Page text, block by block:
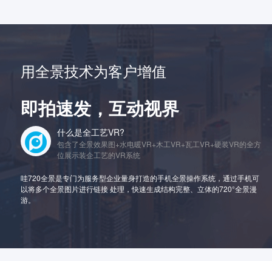
用全景技术为客户增值
即拍速发，互动视界
什么是全工艺VR?
包含了全景效果图+水电暖VR+木工VR+瓦工VR+硬装VR的全方
位展示装企工艺的VR系统
哇720全景是专门为服务型企业量身打造的手机全景操作系统，通过手机可
以将多个全景图片进行链接 处理，快速生成结构完整、立体的720°全景漫
游。